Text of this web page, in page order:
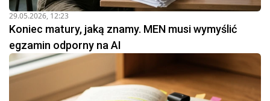
29.05.2026, 12:23
Koniec matury, jaką znamy. MEN musi wymyślić
egzamin odporny na AI